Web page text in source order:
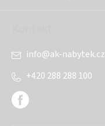
info@ak-nabytek.cz
+420 288 288 100